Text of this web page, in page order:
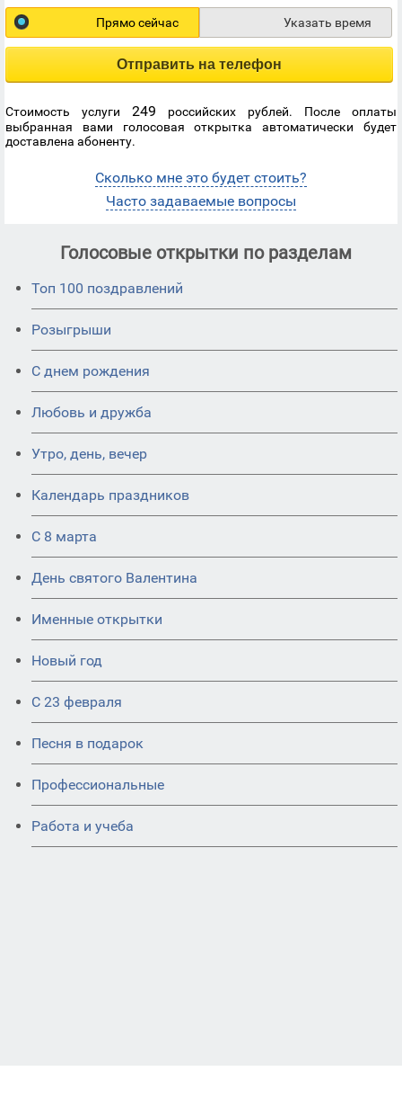
Прямо сейчас Указать время
Отправить на телефон
Стоимость услуги 249 российских рублей. После оплаты
выбранная вами голосовая открытка автоматически будет
доставлена абоненту.
Сколько мне это будет стоить?
Часто задаваемые вопросы
Голосовые открытки по разделам
Топ 100 поздравлений
Розыгрыши
С днем рождения
Любовь и дружба
Утро, день, вечер
Календарь праздников
С 8 марта
День святого Валентина
Именные открытки
Новый год
С 23 февраля
Песня в подарок
Профессиональные
Работа и учеба